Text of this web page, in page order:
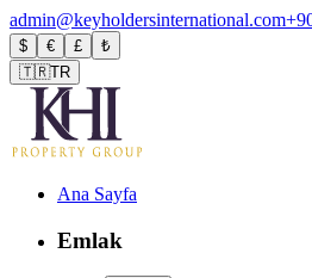
admin@keyholdersinternational.com
$ € £
₺
🇹🇷TR
Ana Sayfa
Emlak